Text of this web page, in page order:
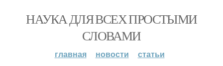
НАУКА ДЛЯ ВСЕХ ПРОСТЫМИ
СЛОВАМИ
главная новости статьи